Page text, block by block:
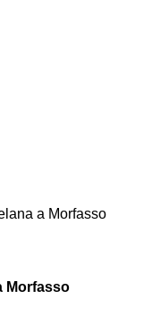
a Morfasso
Morfasso